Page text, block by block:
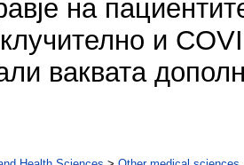
на
и
ваквата